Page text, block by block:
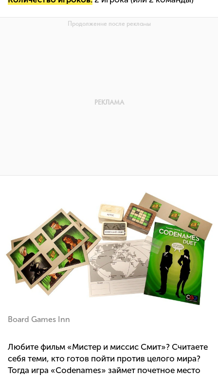
Board Games Inn
Любите фильм «Мистер и миссис Смит»? Считаете
себя теми, кто готов пойти против целого мира?
Тогда игра «Codenames» займет почетное место